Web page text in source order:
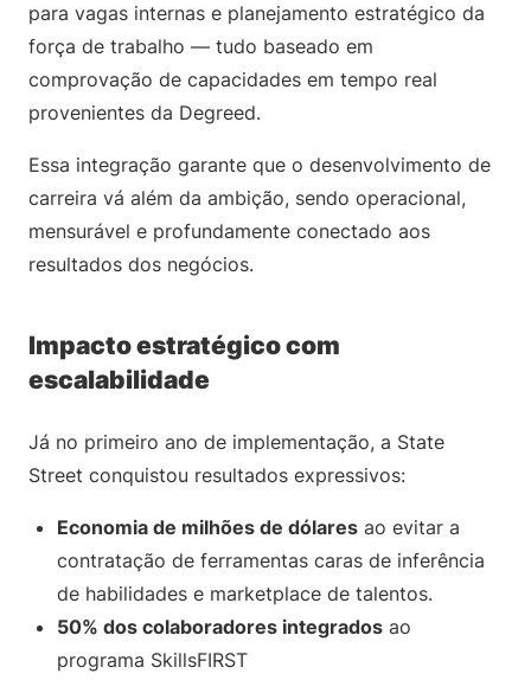
para vagas internas e planejamento estratégico da
força de trabalho — tudo baseado em
comprovação de capacidades em tempo real
provenientes da Degreed.
Essa integração garante que o desenvolvimento de
carreira vá além da ambição, sendo operacional,
mensurável e profundamente conectado aos
resultados dos negócios.
Impacto estratégico com
escalabilidade
Já no primeiro ano de implementação, a State
Street conquistou resultados expressivos:
Economia de milhões de dólares ao evitar a
contratação de ferramentas caras de inferência
de habilidades e marketplace de talentos.
50% dos colaboradores integrados ao
programa SkillsFIRST